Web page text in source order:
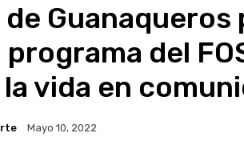
de
del
vida en
Mayo 10, 2022